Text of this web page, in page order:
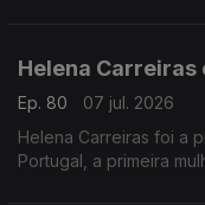
Helena Carreiras
Ep. 80
07 jul. 2026
Helena Carreiras foi a
Portugal, a primeira